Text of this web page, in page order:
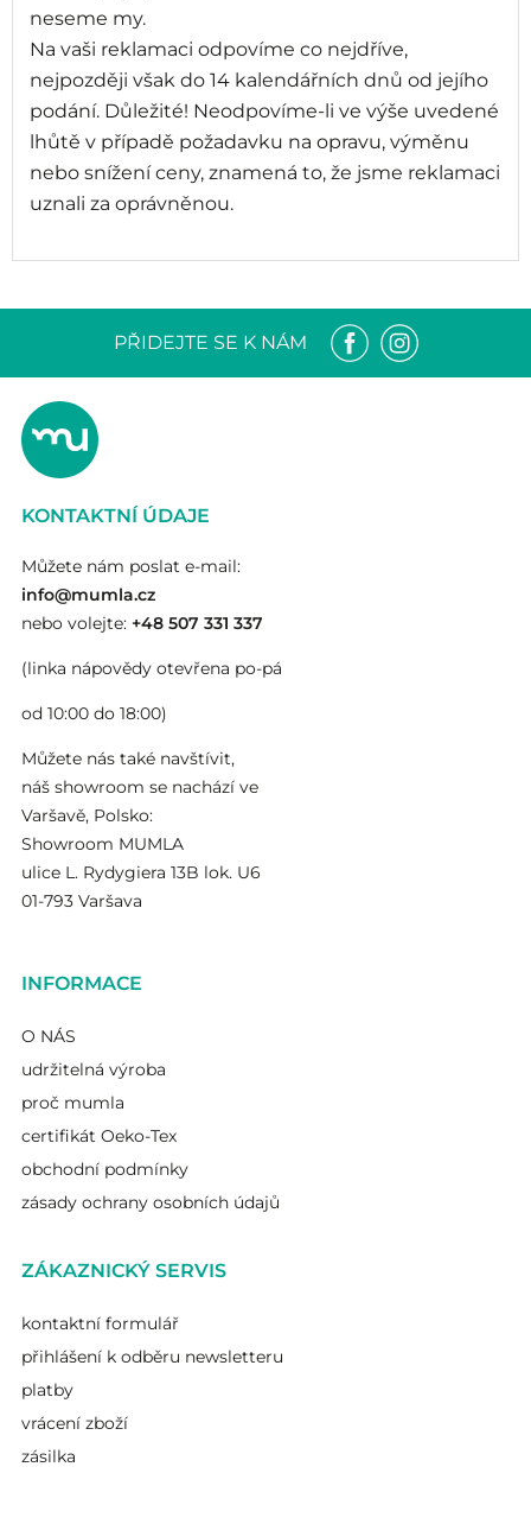
neseme my.
Na vaši reklamaci odpovíme co nejdříve,
nejpozději však do 14 kalendářních dnů od jejího
podání. Důležité! Neodpovíme-li ve výše uvedené
lhůtě v případě požadavku na opravu, výměnu
nebo snížení ceny, znamená to, že jsme reklamaci
uznali za oprávněnou.
PŘIDEJTE SE K NÁM
KONTAKTNÍ ÚDAJE
Můžete nám poslat e-mail:
info@mumla.cz
nebo volejte: +48 507 331 337
(linka nápovědy otevřena po-pá
od 10:00 do 18:00)
Můžete nás také navštívit,
náš showroom se nachází ve
Varšavě, Polsko:
Showroom MUMLA
ulice L. Rydygiera 13B lok. U6
01-793 Varšava
INFORMACE
O NÁS
udržitelná výroba
proč mumla
certifikát Oeko-Tex
obchodní podmínky
zásady ochrany osobních údajů
ZÁKAZNICKÝ SERVIS
kontaktní formulář
přihlášení k odběru newsletteru
platby
vrácení zboží
zásilka